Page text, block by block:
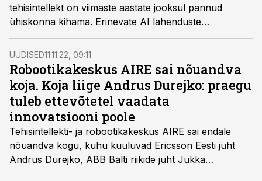
tehisintellekt on viimaste aastate jooksul pannud
ühiskonna kihama. Erinevate AI lahenduste
kasutamine on lõbus ja kiire, rääkimata uue
tehnoloogiaga kaasnevast põnevusest.
Tööstusettevõttes võib aga tehisintellekti
kasutuselevõtt määrata jätkusuutlikkuse ja
konkurentsivõime ning pikas plaanis ka ellujäämise.
UUDISED11.11.22, 09:11
Robootikakeskus AIRE sai nõuandva
koja. Koja liige Andrus Durejko: praegu
tuleb ettevõtetel vaadata
innovatsiooni poole
Tehisintellekti- ja robootikakeskus AIRE sai endale
nõuandva kogu, kuhu kuuluvad Ericsson Eesti juht
Andrus Durejko, ABB Balti riikide juht Jukka
Patrikainen, Riigikogu liige Andres Sutt ja Krimelte juht